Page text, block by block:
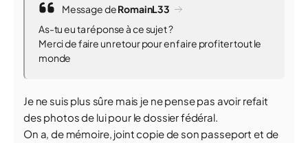
Message deRomainL33
As-tu eu ta réponse à ce sujet ?
Merci de faire un retour pour en faire profiter tout le
monde
Je ne suis plus sûre mais je ne pense pas avoir refait
des photos de lui pour le dossier fédéral.
On a, de mémoire, joint copie de son passeport et de